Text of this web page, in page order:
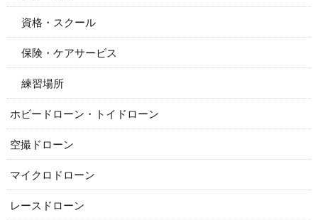
資格・スクール
保険・ケアサービス
練習場所
ホビードローン・トイドローン
空撮ドローン
マイクロドローン
レースドローン